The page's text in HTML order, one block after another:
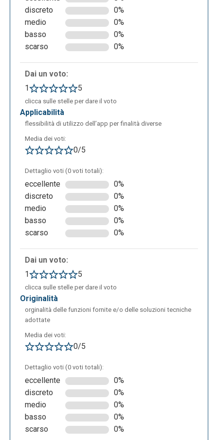
Per aggiungere una nota adesiva alla pagina,
bisogna fare clic sull’icona centrale nella barra degli
strumenti di annotazione. Con una nota adesiva, si
possono scrivere i commenti o pensieri ovunque su
Durante la fase di registrazione si può scegliere se
attivare il piano gratuito o se attivare un piano a
pagamento che offre molte più funzionalità:
Inoltre, si può accedere al piano Premium che
dispone di tre possibili alternative e diversi servizi.
https://www.diigo.com/premium/pricing_table_details
. Per attivare questi piani bisogna solamente
decidere la tipologia di pagamento e inserire le
credenziali utili. Il metodo di pagamento:
discreto
0%
medio
0%
basso
0%
scarso
0%
Dai un voto:
1
5
clicca sulle stelle per dare il voto
applicabilità
flessibilità di utilizzo dell’app per finalità diverse
Media dei voti:
0/5
Dettaglio voti (0 voti totali):
eccellente
0%
discreto
0%
medio
0%
basso
0%
scarso
0%
Dai un voto:
1
5
clicca sulle stelle per dare il voto
originalità
orginalità delle funzioni fornite e/o delle soluzioni tecniche
adottate
Media dei voti:
0/5
Dettaglio voti (0 voti totali):
eccellente
0%
discreto
0%
medio
0%
basso
0%
scarso
0%